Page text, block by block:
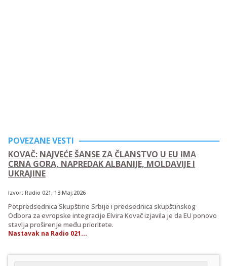
POVEZANE VESTI
KOVAČ: NAJVEĆE ŠANSE ZA ČLANSTVO U EU IMA
CRNA GORA, NAPREDAK ALBANIJE, MOLDAVIJE I
UKRAJINE
Izvor: Radio 021 , 13.Maj.2026
Potpredsednica Skupštine Srbije i predsednica skupštinskog
Odbora za evropske integracije Elvira Kovač izjavila je da EU ponovo
stavlja proširenje među prioritete.
Nastavak na Radio 021...